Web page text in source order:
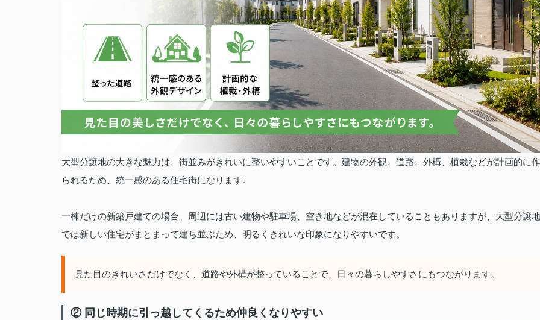
大型分譲地の大きな魅力は、街並みがきれいに整いやすいことです。 建物の外観、道路、外構、植栽などが計画的に作
られるため、統一感のある住宅街になります。
一棟だけの新築戸建ての場合、周辺には古い建物や駐車場、空き地などが混在していることもありますが、大型分譲地
では新しい住宅がまとまって建ち並ぶため、明るくきれいな印象になりやすいです。
見た目のきれいさだけでなく、道路や外構が整っていることで、日々の暮らしやすさにもつながります。
② 同じ時期に引っ越してくるため仲良くなりやすい